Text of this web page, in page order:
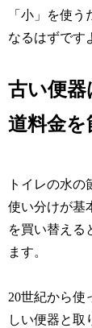
「小」を使
なるはずです
古い便
道料金を
トイレの水
使い分けが基
を買い替える
ます。
20世紀から使
しい便器と取